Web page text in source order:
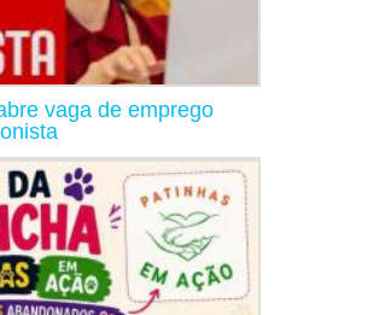
vaga de emprego